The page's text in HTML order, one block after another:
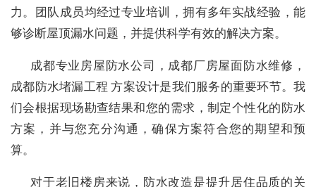
力。团队成员均经过专业培训，拥有多年实战经验，能
够诊断屋顶漏水问题，并提供科学有效的解决方案。
成都专业房屋防水公司，成都厂房屋面防水维修，
成都防水堵漏工程 方案设计是我们服务的重要环节。我
们会根据现场勘查结果和您的需求，制定个性化的防水
方案，并与您充分沟通，确保方案符合您的期望和预
算。
对于老旧楼房来说，防水改造是提升居住品质的关